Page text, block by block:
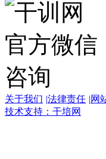
关于我们 |法律责任 |网
技术支持：干培网